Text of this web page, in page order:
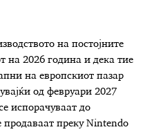
на постојните
на 2026 година и дека тие
на европскиот пазар
од февруари 2027
испорачуваат до
продаваат преку Nintendo